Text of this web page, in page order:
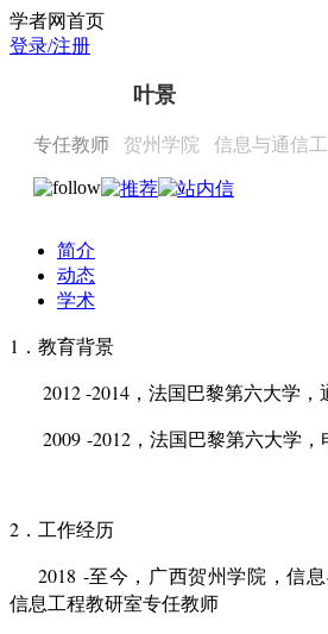
学者网首页
登录/注册
叶景
专任教师 贺州学院 信息与通信
简介
动态
学术
1 ．教育背景
2012 -2014，法国巴黎第六大学
2009 -2012 ，法国巴黎第六大学
2 ．工作经历
2018 -至今，广西贺州学院，信
信息工程教研室专任教师